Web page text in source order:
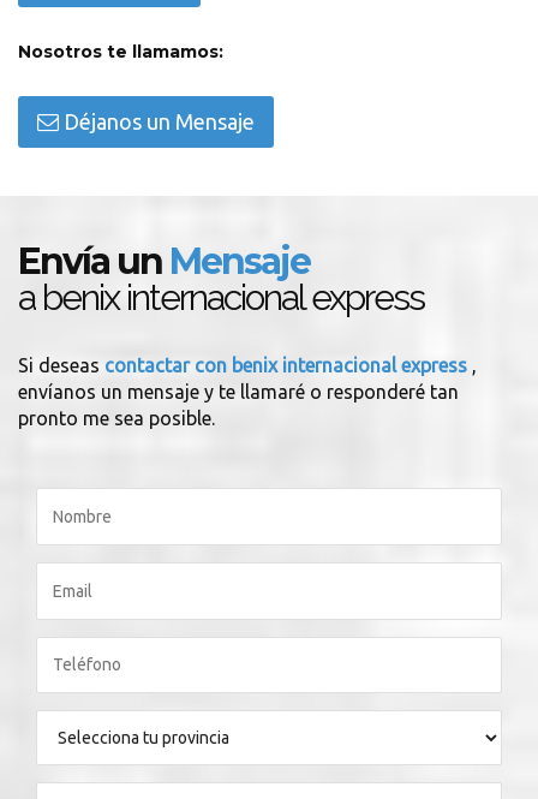
Nosotros te llamamos:
Déjanos un Mensaje
Envía un Mensaje
a benix internacional express
Si deseas contactar con benix internacional express ,
envíanos un mensaje y te llamaré o responderé tan
pronto me sea posible.